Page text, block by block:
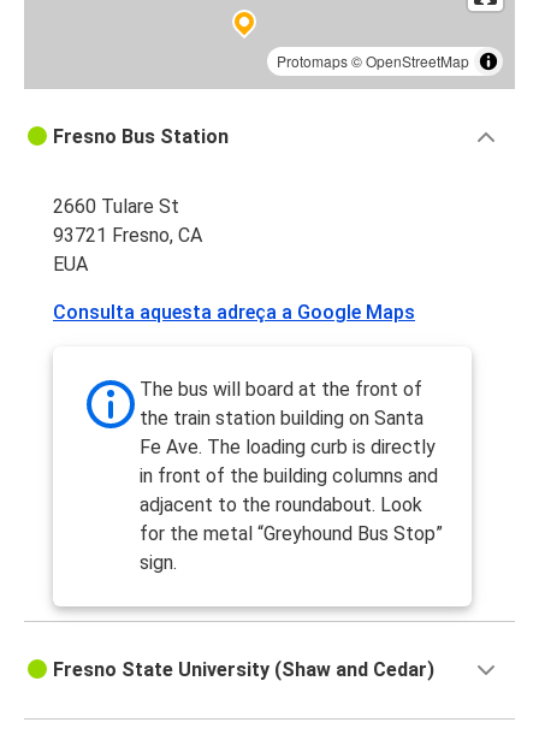
Protomaps©OpenStreetMap
Fresno Bus Station
2660 Tulare St
93721 Fresno, CA
EUA
Consulta aquesta adreça a Google Maps
The bus will board at the front of
the train station building on Santa
Fe Ave. The loading curb is directly
in front of the building columns and
adjacent to the roundabout. Look
for the metal “Greyhound Bus Stop”
sign.
Fresno State University (Shaw and Cedar)